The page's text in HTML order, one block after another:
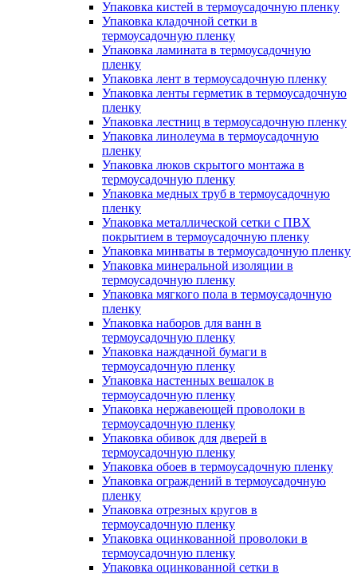
Упаковка кистей в термоусадочную пленку
Упаковка кладочной сетки в
термоусадочную пленку
Упаковка ламината в термоусадочную
пленку
Упаковка лент в термоусадочную пленку
Упаковка ленты герметик в термоусадочную
пленку
Упаковка лестниц в термоусадочную пленку
Упаковка линолеума в термоусадочную
пленку
Упаковка люков скрытого монтажа в
термоусадочную пленку
Упаковка медных труб в термоусадочную
пленку
Упаковка металлической сетки с ПВХ
покрытием в термоусадочную пленку
Упаковка минваты в термоусадочную пленку
Упаковка минеральной изоляции в
термоусадочную пленку
Упаковка мягкого пола в термоусадочную
пленку
Упаковка наборов для ванн в
термоусадочную пленку
Упаковка наждачной бумаги в
термоусадочную пленку
Упаковка настенных вешалок в
термоусадочную пленку
Упаковка нержавеющей проволоки в
термоусадочную пленку
Упаковка обивок для дверей в
термоусадочную пленку
Упаковка обоев в термоусадочную пленку
Упаковка ограждений в термоусадочную
пленку
Упаковка отрезных кругов в
термоусадочную пленку
Упаковка оцинкованной проволоки в
термоусадочную пленку
Упаковка оцинкованной сетки в